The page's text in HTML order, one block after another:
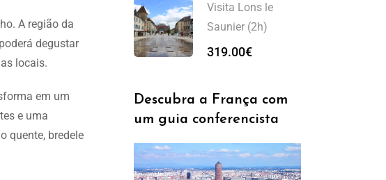
A região da
degustar
locais.
em um
e uma
quente, bredele
Visita Lons le
Saunier (2h)
319.00€
Descubra a França com
um guia conferencista